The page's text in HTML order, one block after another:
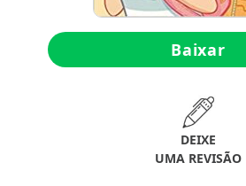
Baixar
DEIXE
UMA REVISÃO